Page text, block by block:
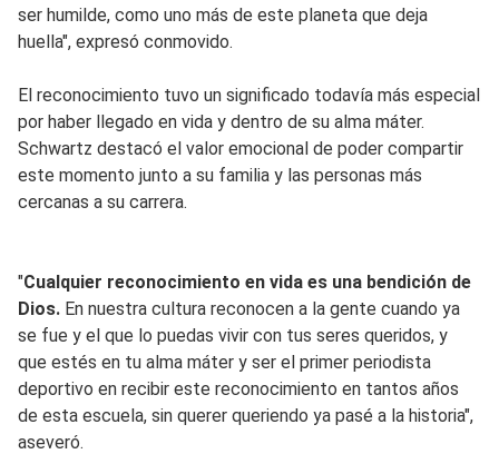
ser humilde, como uno más de este planeta que deja
huella", expresó conmovido.
El reconocimiento tuvo un significado todavía más especial
por haber llegado en vida y dentro de su alma máter.
Schwartz destacó el valor emocional de poder compartir
este momento junto a su familia y las personas más
cercanas a su carrera.
"Cualquier reconocimiento en vida es una bendición de
Dios. En nuestra cultura reconocen a la gente cuando ya
se fue y el que lo puedas vivir con tus seres queridos, y
que estés en tu alma máter y ser el primer periodista
deportivo en recibir este reconocimiento en tantos años
de esta escuela, sin querer queriendo ya pasé a la historia",
aseveró.